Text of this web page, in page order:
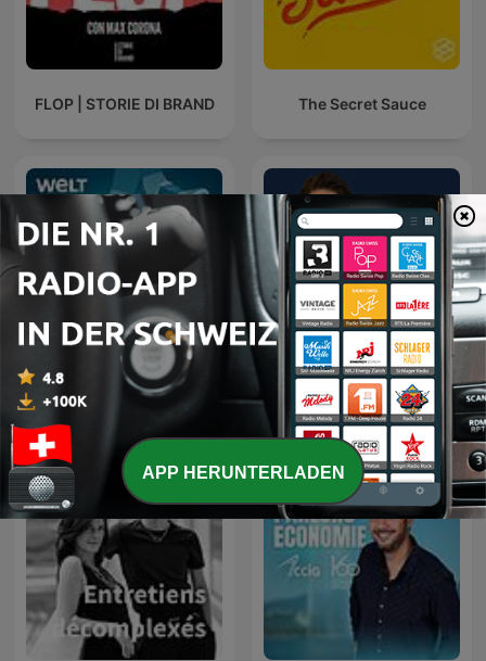
FLOP | STORIE DI BRAND The Secret Sauce
Alles auf Aktien – Die
täglichen Finanzen-News
FinanzFabio - let‘s talk
about money
APP HERUNTERLADEN